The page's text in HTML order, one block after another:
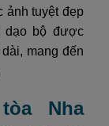
ảnh tuyệt đẹp
dạo bộ được
mang đến
Nha